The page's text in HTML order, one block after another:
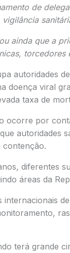
de
vigilância
ainda que a
torcedores
autoridades
doença viral
taxa de
ocorre por
autoridades
contenção.
diferentes
áreas da
internacionais
terá grande